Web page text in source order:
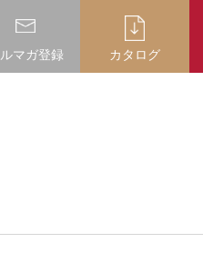
マガ登録 カタログ